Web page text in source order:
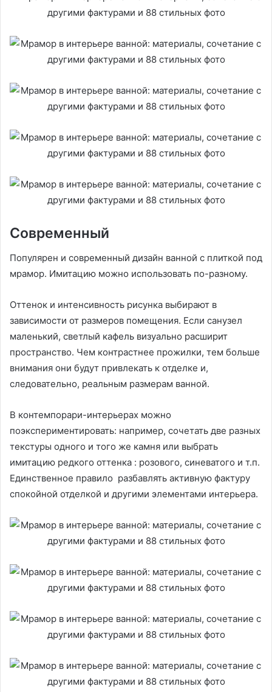
Современный
Популярен и современный дизайн ванной с плиткой под
мрамор. Имитацию можно использовать по-разному.
Оттенок и интенсивность рисунка выбирают в
зависимости от размеров помещения. Если санузел
маленький, светлый кафель визуально расширит
пространство. Чем контрастнее прожилки, тем больше
внимания они будут привлекать к отделке и,
следовательно, реальным размерам ванной.
В контемпорари-интерьерах можно
поэкспериментировать: например, сочетать две разных
текстуры одного и того же камня или выбрать
имитацию редкого оттенка : розового, синеватого и т.п.
Единственное правило разбавлять активную фактуру
спокойной отделкой и другими элементами интерьера.